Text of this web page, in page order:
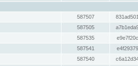
587507
587505
587535
587541
587540